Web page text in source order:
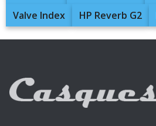
Valve Index
HP Reverb G2